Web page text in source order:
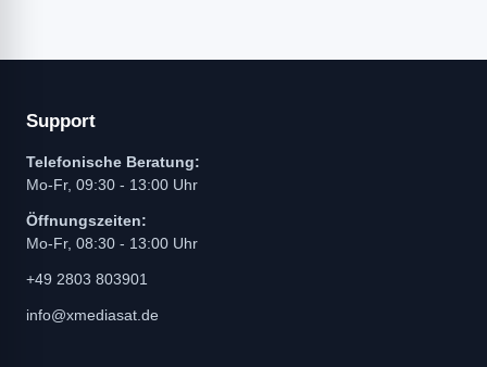
Support
Telefonische Beratung:
Mo-Fr, 09:30 - 13:00 Uhr
Öffnungszeiten:
Mo-Fr, 08:30 - 13:00 Uhr
+49 2803 803901
info@xmediasat.de